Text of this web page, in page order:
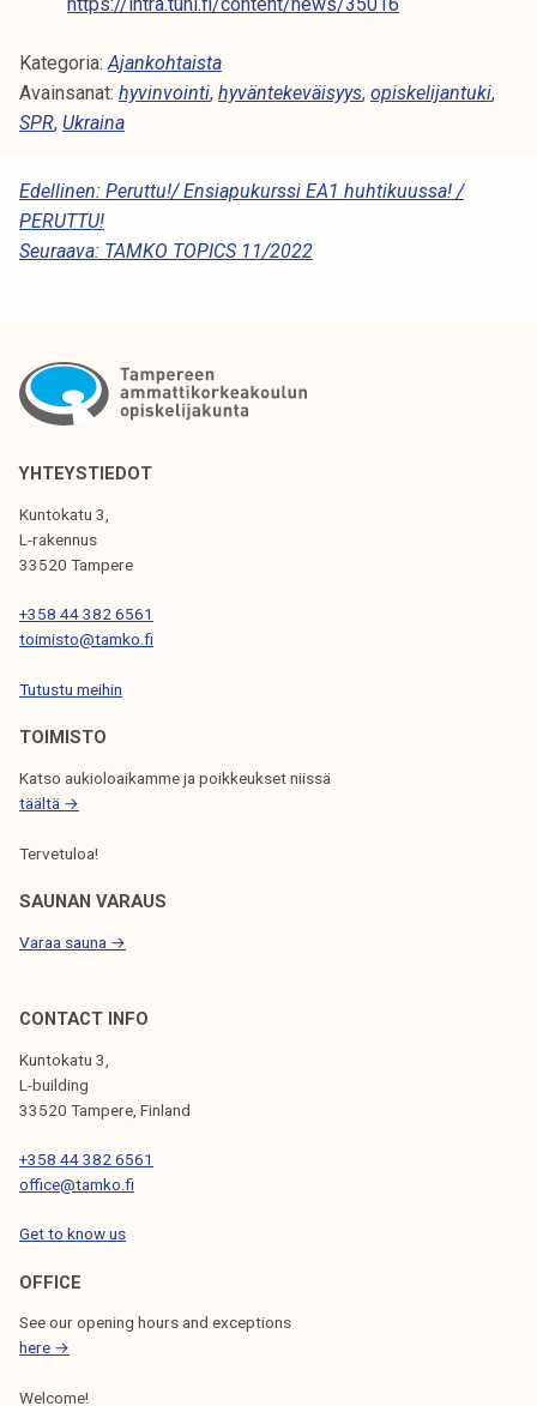
https://intra.tuni.fi/content/news/35016
Kategoria:Ajankohtaista
Avainsanat: hyvinvointi, hyväntekeväisyys, opiskelijantuki,
SPR, Ukraina
A
R
K
L
I
E
S
L
A
U
Edellinen: Peruttu!/ Ensiapukurssi EA1 huhtikuussa! /
PERUTTU!
Seuraava: TAMKO TOPICS 11/2022
YHTEYSTIEDOT
Kuntokatu 3,
L-rakennus
33520 Tampere
+358 44 382 6561
toimisto@tamko.fi
Tutustu meihin
TOIMISTO
Katso aukioloaikamme ja poikkeukset niissä
täältä →
Tervetuloa!
SAUNAN VARAUS
Varaa sauna →
CONTACT INFO
Kuntokatu 3,
L-building
33520 Tampere, Finland
+358 44 382 6561
office@tamko.fi
Get to know us
OFFICE
See our opening hours and exceptions
here →
Welcome!